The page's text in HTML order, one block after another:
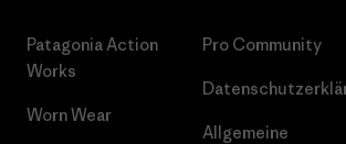
Patagonia Action
Works
Worn Wear
Pro Community
Allgemeine